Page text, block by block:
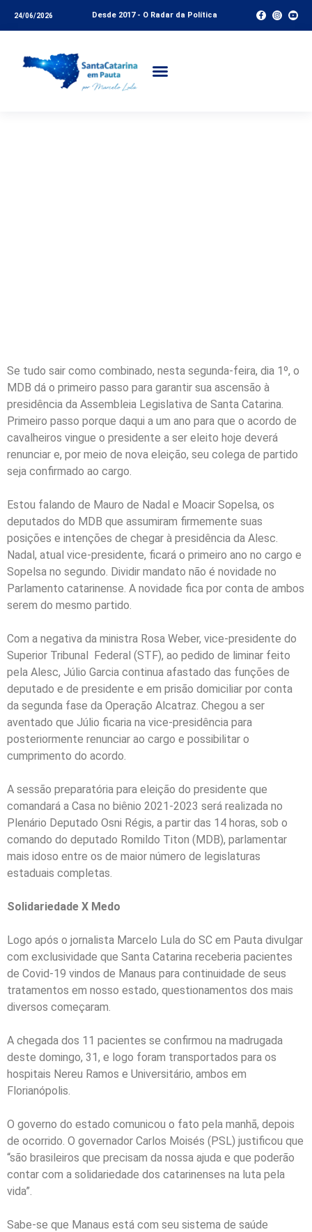
24/06/2026 Desde 2017 - O Radar da Política
Se tudo sair como combinado, nesta segunda-feira, dia 1º, o
MDB dá o primeiro passo para garantir sua ascensão à
presidência da Assembleia Legislativa de Santa Catarina.
Primeiro passo porque daqui a um ano para que o acordo de
cavalheiros vingue o presidente a ser eleito hoje deverá
renunciar e, por meio de nova eleição, seu colega de partido
seja confirmado ao cargo.
Estou falando de Mauro de Nadal e Moacir Sopelsa, os
deputados do MDB que assumiram firmemente suas
posições e intenções de chegar à presidência da Alesc.
Nadal, atual vice-presidente, ficará o primeiro ano no cargo e
Sopelsa no segundo. Dividir mandato não é novidade no
Parlamento catarinense. A novidade fica por conta de ambos
serem do mesmo partido.
Com a negativa da ministra Rosa Weber, vice-presidente do
Superior Tribunal Federal (STF), ao pedido de liminar feito
pela Alesc, Júlio Garcia continua afastado das funções de
deputado e de presidente e em prisão domiciliar por conta
da segunda fase da Operação Alcatraz. Chegou a ser
aventado que Júlio ficaria na vice-presidência para
posteriormente renunciar ao cargo e possibilitar o
cumprimento do acordo.
A sessão preparatória para eleição do presidente que
comandará a Casa no biênio 2021-2023 será realizada no
Plenário Deputado Osni Régis, a partir das 14 horas, sob o
comando do deputado Romildo Titon (MDB), parlamentar
mais idoso entre os de maior número de legislaturas
estaduais completas.
Solidariedade X Medo
Logo após o jornalista Marcelo Lula do SC em Pauta divulgar
com exclusividade que Santa Catarina receberia pacientes
de Covid-19 vindos de Manaus para continuidade de seus
tratamentos em nosso estado, questionamentos dos mais
diversos começaram.
A chegada dos 11 pacientes se confirmou na madrugada
deste domingo, 31, e logo foram transportados para os
hospitais Nereu Ramos e Universitário, ambos em
Florianópolis.
O governo do estado comunicou o fato pela manhã, depois
de ocorrido. O governador Carlos Moisés (PSL) justificou que
“são brasileiros que precisam da nossa ajuda e que poderão
contar com a solidariedade dos catarinenses na luta pela
vida”.
Sabe-se que Manaus está com seu sistema de saúde